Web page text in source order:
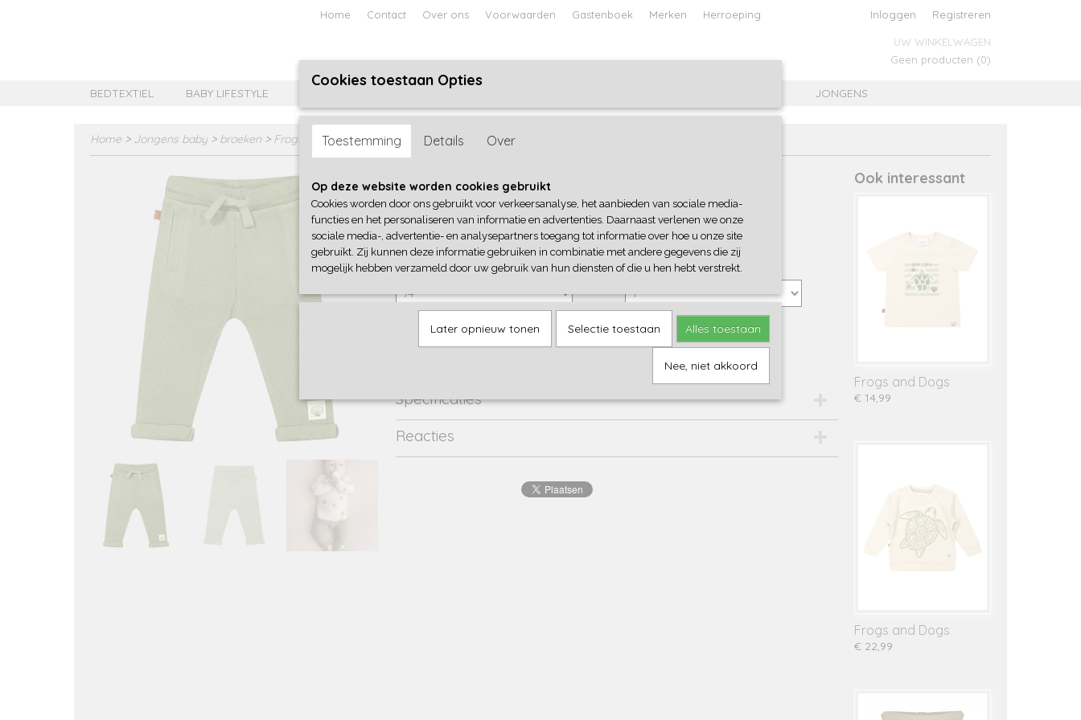
Home Contact Over ons Voorwaarden Gastenboek Merken Herroeping Inloggen Registreren
UW WINKELWAGEN
Geen producten (0)
BEDTEXTIEL BABY LIFESTYLE JONGENS BABY JONGENS
Home > Jongens baby> broeken > Frogs and Dogs
Frogs and Dogs
€ 19,99 (inclusief btw 21%)
✓Op voorraad
Frogs and Dogs Aantal
IN WINKELWAGEN
Specificaties
EAN code
Productcode leverancier
24034003
Reacties
Ook interessant
Frogs and Dogs
€ 14,99
Frogs and Dogs
€ 22,99
Cookies toestaan Opties
Toestemming Details Over
Op deze website worden cookies gebruikt
Cookies worden door ons gebruikt voor verkeersanalyse, het aanbieden van sociale media-
functies en het personaliseren van informatie en advertenties. Daarnaast verlenen we onze
sociale media-, advertentie- en analysepartners toegang tot informatie over hoe u onze site
gebruikt. Zij kunnen deze informatie gebruiken in combinatie met andere gegevens die zij
mogelijk hebben verzameld door uw gebruik van hun diensten of die u hen hebt verstrekt.
Later opnieuw tonen Selectie toestaan Alles toestaan
Nee, niet akkoord